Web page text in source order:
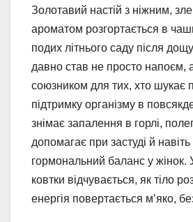
Золотавий настій з ніжним,
ароматом розгортається в
подих літнього саду після
давно став не просто напоєм,
союзником для тих, хто шукає
підтримку організму в
знімає запалення в горлі,
допомагає при застуді й
гормональний баланс у жінок.
ковтки відчувається, як тіло
енергія повертається м’яко,